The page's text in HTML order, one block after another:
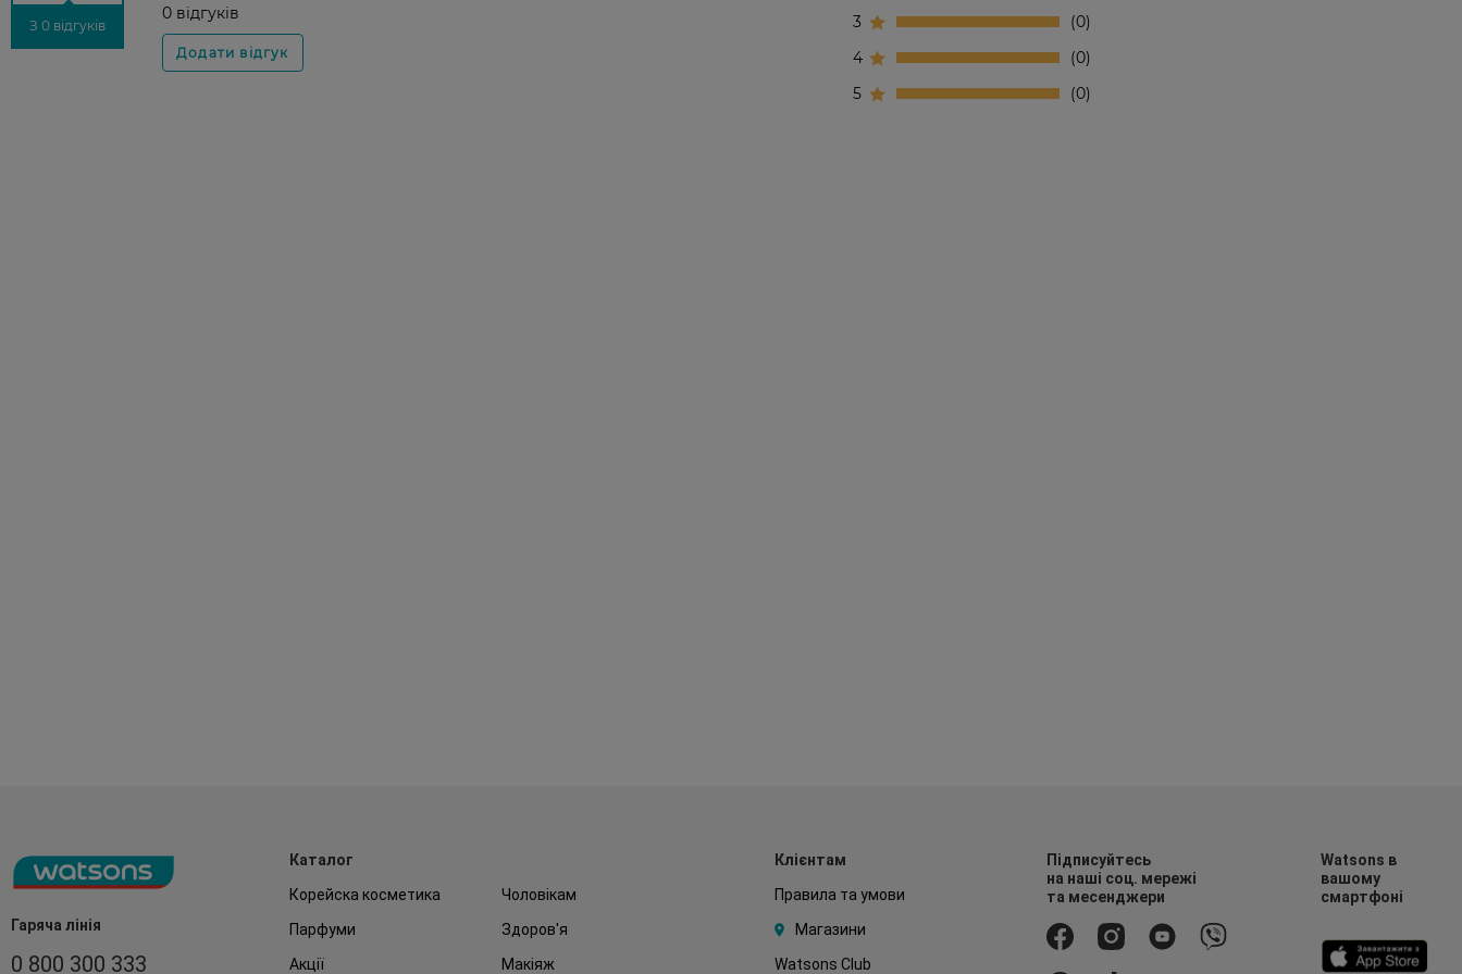
З 0 відгуків
0 відгуків
3
0
4
0
5
0
Гаряча лінія
0 800 300 333
Каталог
Корейска косметика
Чоловікам
Парфуми
Здоров'я
Акції
Макіяж
Клієнтам
Правила та умови
Магазини
Watsons Club
Підписуйтесь
на наші соц. мережі
та месенджери
Watsons в
вашому
смартфоні